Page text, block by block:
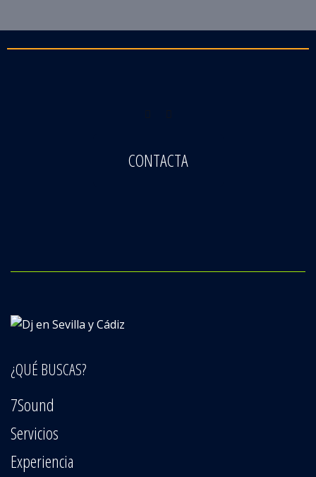
CONTACTA
¿QUÉ BUSCAS?
7Sound
Servicios
Experiencia